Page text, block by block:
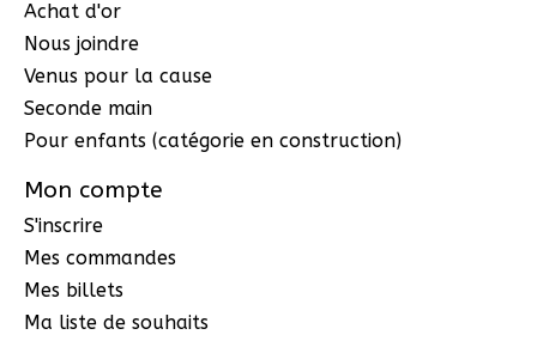
Achat d'or
Nous joindre
Venus pour la cause
Seconde main
Pour enfants (catégorie en construction)
Mon compte
S'inscrire
Mes commandes
Mes billets
Ma liste de souhaits